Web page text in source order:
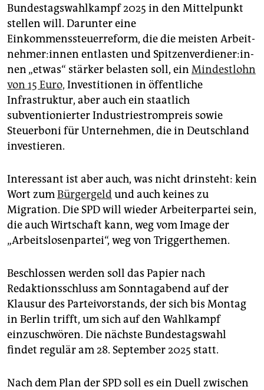
epaper login
Bundestagswahlkampf 2025 in den Mittelpunkt
stellen will. Darunter eine
Einkommenssteuerreform, die die meisten Ar­beit­
neh­me­r:in­nen entlasten und Spit­zen­ver­die­ne­r:in­
nen „etwas“ stärker belasten soll, ein Mindestlohn
von 15 Euro, Investitionen in öffentliche
Infrastruktur, aber auch ein staatlich
subventionierter Industriestrompreis sowie
Steuerboni für Unternehmen, die in Deutschland
investieren.
Interessant ist aber auch, was nicht drinsteht: kein
Wort zumBürgergeldund auch keines zu
Migration. Die SPD will wieder Arbeiterpartei sein,
die auch Wirtschaft kann, weg vom Image der
„Arbeitslosenpartei“, weg von Triggerthemen.
Beschlossen werden soll das Papier nach
Redaktionsschluss am Sonntagabend auf der
Klausur des Parteivorstands, der sich bis Montag
in Berlin trifft, um sich auf den Wahlkampf
einzuschwören. Die nächste Bundestagswahl
findet regulär am 28. September 2025 statt.
Nach dem Plan der SPD soll es ein Duell zwischen